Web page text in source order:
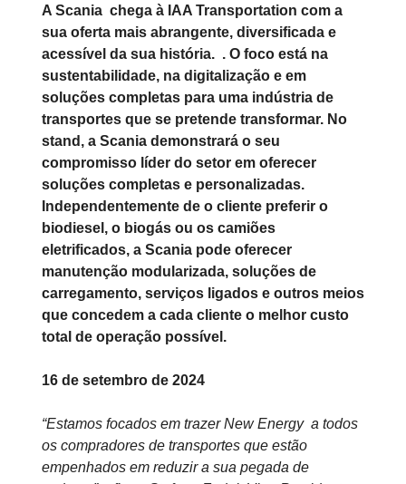
A Scania chega à IAA Transportation com a
sua oferta mais abrangente, diversificada e
acessível da sua história. . O foco está na
sustentabilidade, na digitalização e em
soluções completas para uma indústria de
transportes que se pretende transformar. No
stand, a Scania demonstrará o seu
compromisso líder do setor em oferecer
soluções completas e personalizadas.
Independentemente de o cliente preferir o
biodiesel, o biogás ou os camiões
eletrificados, a Scania pode oferecer
manutenção modularizada, soluções de
carregamento, serviços ligados e outros meios
que concedem a cada cliente o melhor custo
total de operação possível.
16 de setembro de 2024
“Estamos focados em trazer New Energy a todos
os compradores de transportes que estão
empenhados em reduzir a sua pegada de